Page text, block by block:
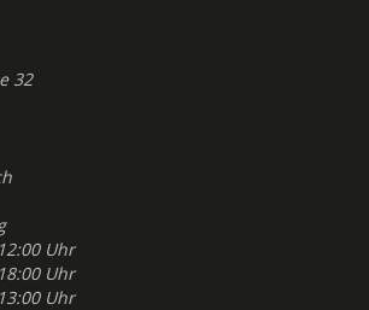
32
Uhr
Uhr
Uhr